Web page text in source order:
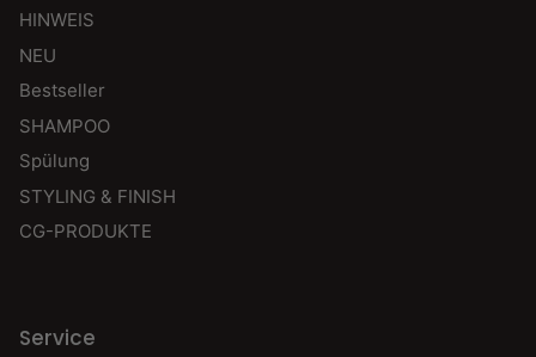
HINWEIS
NEU
Bestseller
SHAMPOO
Spülung
STYLING & FINISH
CG-PRODUKTE
Service